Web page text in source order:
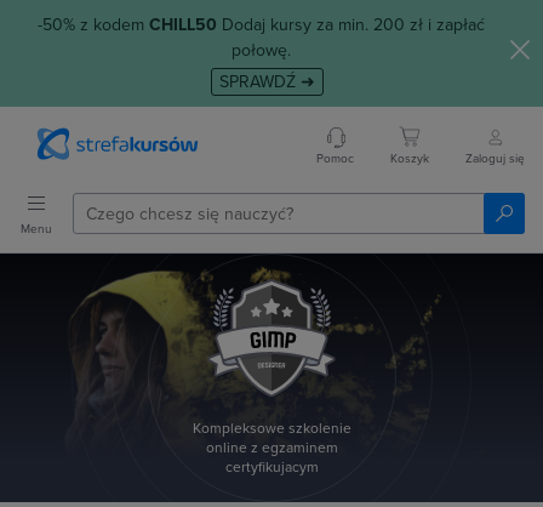
-50% z kodem CHILL50 Dodaj kursy za min. 200 zł i zapłać
połowę.
SPRAWDŹ ➜
Pomoc Koszyk Zaloguj się
Menu
Kompleksowe szkolenie
online z egzaminem
certyfikujacym